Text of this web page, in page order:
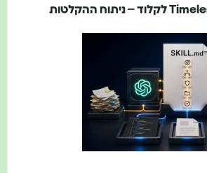
המדריך לחיבור Timeless לקלוד – ניתוח ההקלטות